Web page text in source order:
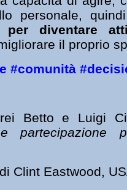
personale,
per diventare
il proprio
#comunità
Betto e Luigi
partecipazione
Clint Eastwood,